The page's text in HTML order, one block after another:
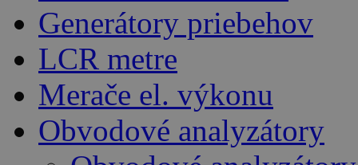
Generátory priebehov
LCR metre
Merače el. výkonu
Obvodové analyzátory